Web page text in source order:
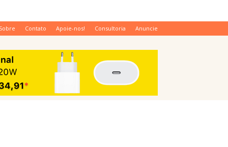
Contato Apoie-nos! Consultoria Anuncie